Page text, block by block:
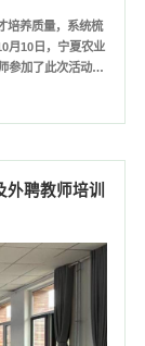
培养质量，系统梳
月10日，宁夏农业
参加了此次活动。
位与建设思路、
聘教师培训